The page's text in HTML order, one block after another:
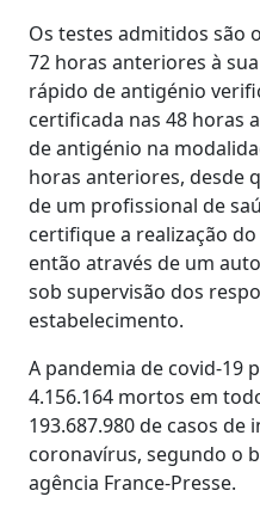
Os testes admitidos são
72 horas anteriores à
rápido de antigénio
certificada nas 48 horas
de antigénio na
horas anteriores, desde
de um profissional de
certifique a realização
então através de um
sob supervisão dos
estabelecimento.
A pandemia de covid-19
4.156.164 mortos em
193.687.980 de casos de
coronavírus, segundo o
agência France-Presse.